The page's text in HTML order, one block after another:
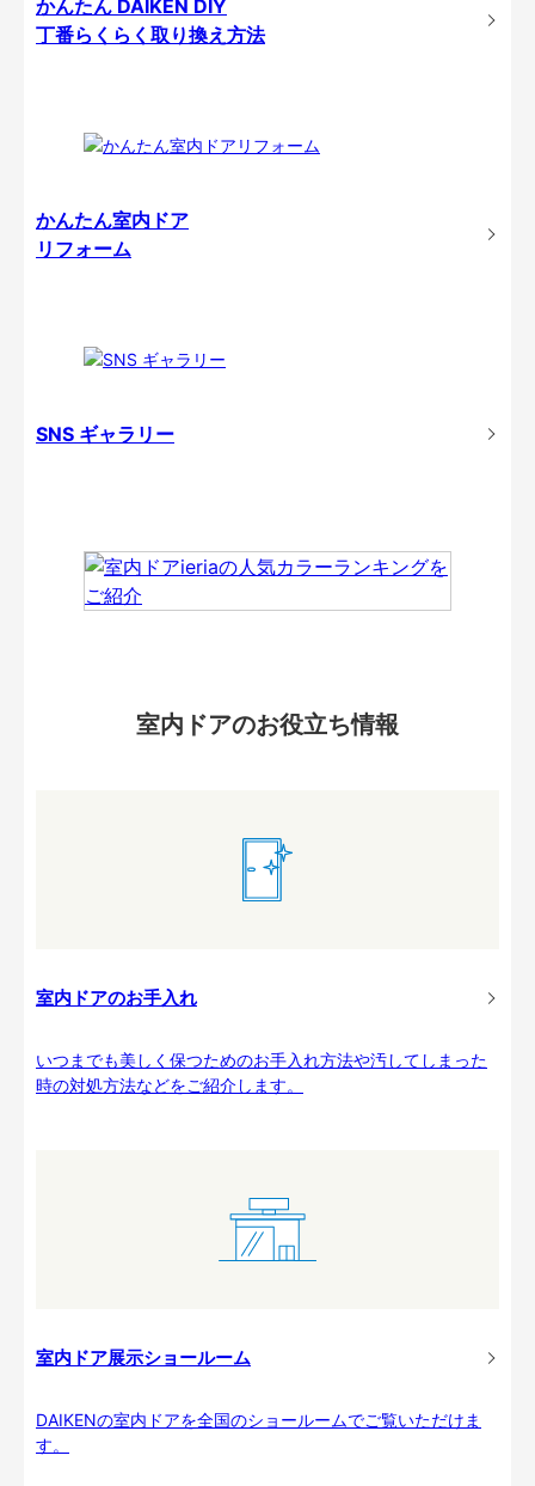
かんたん DAIKEN DIY
丁番らくらく取り換え方法
かんたん室内ドア
リフォーム
SNS ギャラリー
室内ドアのお役立ち情報
室内ドアのお手入れ
いつまでも美しく保つためのお手入れ方法や汚してしまった
時の対処方法などをご紹介します。
室内ドア展示ショールーム
DAIKENの室内ドアを全国のショールームでご覧いただけま
す。